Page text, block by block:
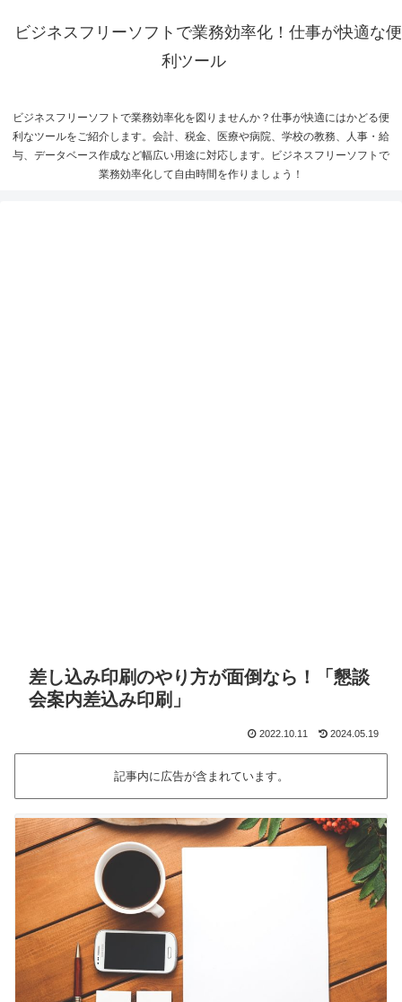
ビジネスフリーソフトで業務効率化！仕事が快適な便
利ツール
ビジネスフリーソフトで業務効率化を図りませんか？仕事が快適にはかどる便
利なツールをご紹介します。会計、税金、医療や病院、学校の教務、人事・給
与、データベース作成など幅広い用途に対応します。ビジネスフリーソフトで
業務効率化して自由時間を作りましょう！
差し込み印刷のやり方が面倒なら！「懇談
会案内差込み印刷」
2022.10.11 2024.05.19
記事内に広告が含まれています。